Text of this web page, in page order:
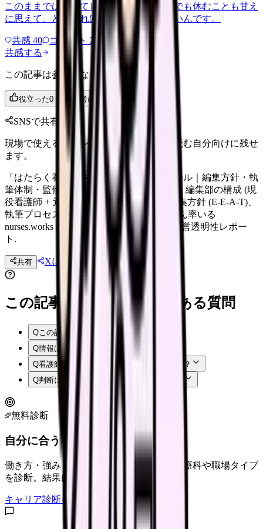
このままでは壊れてしまう気がします。でも休むことも甘え
に思えて、どうすればいいのか分からないんです。
共感 40 コメント 2
共感する
この記事は参考になりましたか？
役立った0 参考になった
SNSで共有
現場で使えるポイントを、同僚やあとで読む自分向けに残せ
ます。
「はたらく看護師さん」編集部プロフィール｜編集方針・執
筆体制・監修体制 「はたらく看護師さん」編集部の構成 (現
役看護師 + 元看護師 + 医療ライター)、編集方針 (E-E-A-T)、
執筆プロセス、監修体制を全公開. 藤吉さん率いる
nurses.works (株式会社 GXO) のメディア運営透明性レポー
ト.
共有 Xに投稿 LINE 投稿文コピー
この記事を読む前後によくある質問
Qこの記事では何を確認できますか？
Q情報はいつ時点のものですか？
Q看護師はまず何から確認すればよいですか？
Q判断に迷う場合はどうすればよいですか？
無料診断
自分に合うキャリアタイプは？
働き方・強み・価値観から、向いている診療科や職場タイプ
を診断。結果に合う求人も表示。
キャリア診断をはじめる